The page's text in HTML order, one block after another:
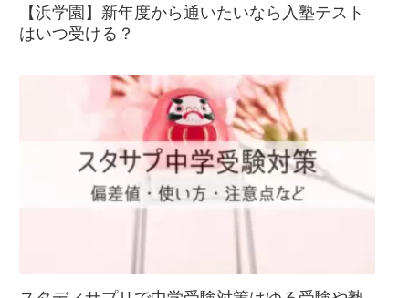
【浜学園】新年度から通いたいなら入塾テスト
はいつ受ける？